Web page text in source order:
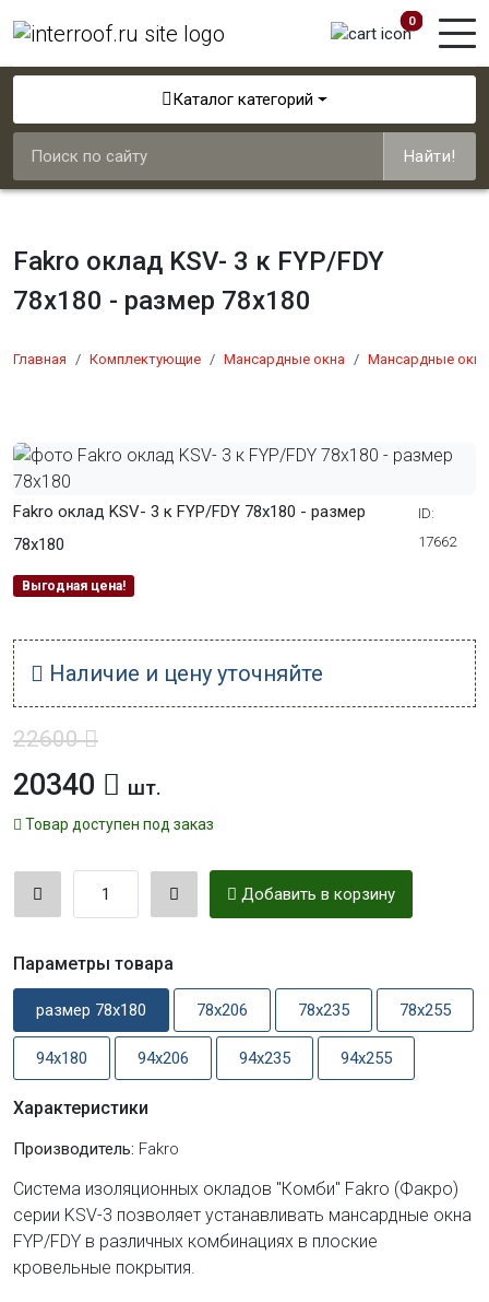
0
Каталог категорий
Найти!
Fakro оклад KSV- 3 к FYP/FDY
78x180 - размер 78x180
Главная Комплектующие Мансардные окна Мансардные
Fakro оклад KSV- 3 к FYP/FDY 78x180 - размер
78x180
ID:
17662
Выгодная цена!
Наличие и цену уточняйте
22600
20340 шт.
Товар доступен под заказ
Добавить в корзину
Параметры товара
размер 78x180 78x206 78x235 78x255
94x180 94x206 94x235 94x255
Характеристики
Производитель: Fakro
Система изоляционных окладов "Комби" Fakro (Факро)
серии KSV-3 позволяет устанавливать мансардные окна
FYP/FDY в различных комбинациях в плоские
кровельные покрытия.